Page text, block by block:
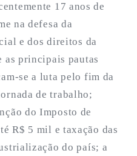
17 anos de
na defesa da
e dos direitos da
as principais pautas
se a luta pelo fim da
de trabalho;
do Imposto de
R$ 5 mil e taxação das
do país; a